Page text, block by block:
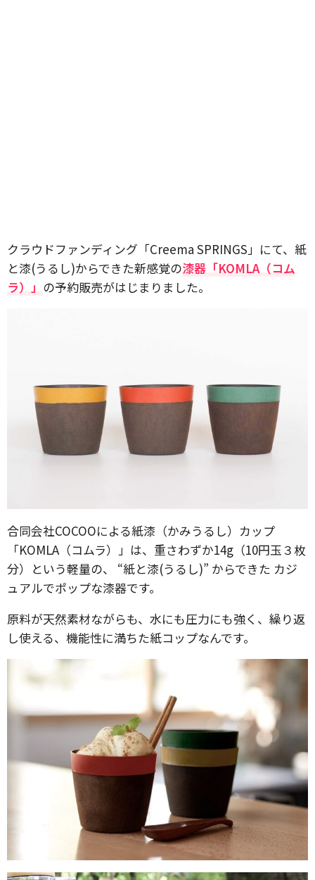
クラウドファンディング「Creema SPRINGS」にて、紙
と漆(うるし)からできた新感覚の漆器「KOMLA（コム
ラ）」 の予約販売がはじまりました。
合同会社COCOOによる紙漆（かみうるし）カップ
「KOMLA（コムラ）」は、重さわずか14g（10円玉３枚
分）という軽量の、 “紙と漆(うるし)” からできた カジ
ュアルでポップな漆器です。
原料が天然素材ながらも、水にも圧力にも強く、繰り返
し使える、機能性に満ちた紙コップなんです。